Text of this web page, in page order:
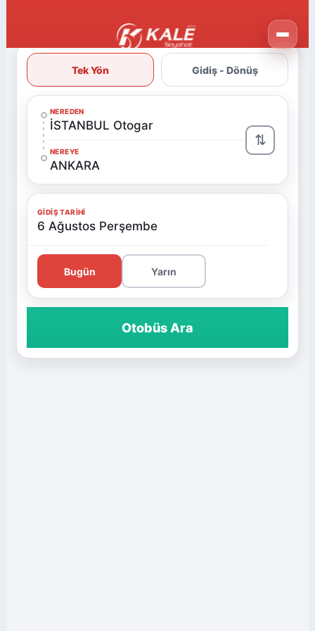
Tek Yön Gidiş - Dönüş
NEREDEN
İSTANBUL Otogar
NEREYE
ANKARA
⇅
GIDIŞ TARIHI
6 Ağustos Perşembe
Bugün Yarın
Otobüs Ara